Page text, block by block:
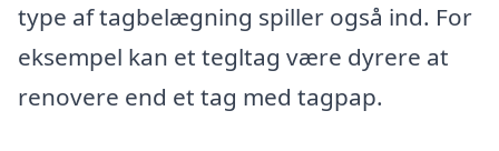
type af tagbelægning spiller også ind. For
eksempel kan et tegltag være dyrere at
renovere end et tag med tagpap.